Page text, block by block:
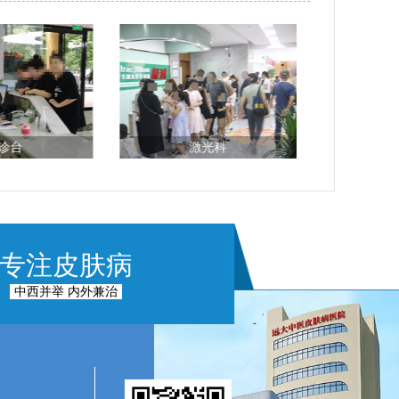
台 激光科
专注皮肤病
中西并举 内外兼治